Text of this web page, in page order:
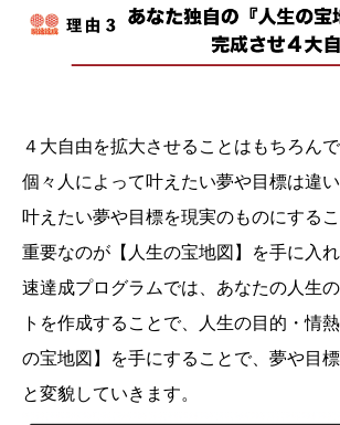
４大自由を拡大させることはもちろん
個々人によって叶えたい夢や目標は違
叶えたい夢や目標を現実のものにする
重要なのが【人生の宝地図】を手に入
速達成プログラムでは、あなたの人生
トを作成することで、人生の目的・情
の宝地図】を手にすることで、夢や目
と変貌していきます。